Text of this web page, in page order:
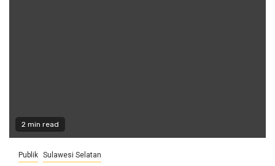
2 min read
Publik Sulawesi Selatan